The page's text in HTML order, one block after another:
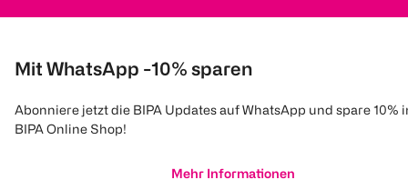
Mit WhatsApp -10% sparen
Abonniere jetzt die BIPA Updates auf WhatsApp und spare 10%
BIPA Online Shop!
Mehr Informationen